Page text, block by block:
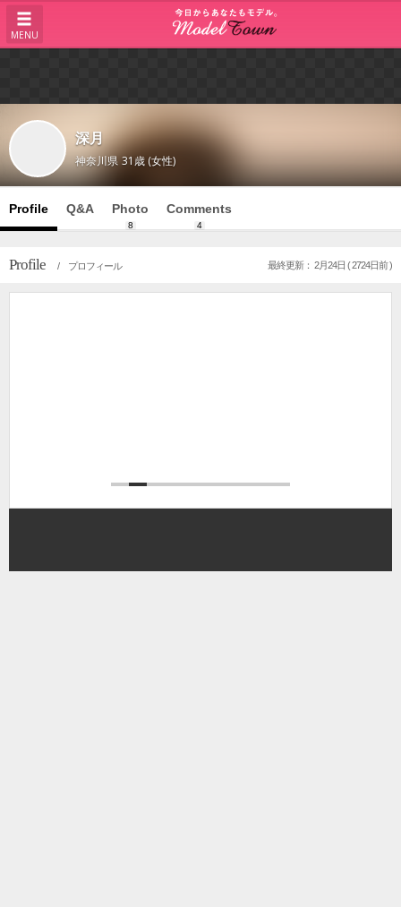
MENU
深月
神奈川県 31歳 (女性)
Profile Q&A Photo
8
Comments
4
Profile / プロフィール 最終更新： 2月24日 ( 2724日前 )